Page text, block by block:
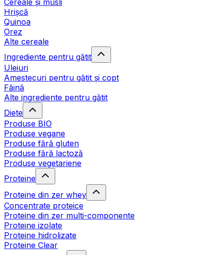
Cereale și müsli
Hrișcă
Quinoa
Orez
Alte cereale
Ingrediente pentru gătit
Uleiuri
Amestecuri pentru gătit și copt
Făină
Alte ingrediente pentru gătit
Diete
Produse BIO
Produse vegane
Produse fără gluten
Produse fără lactoză
Produse vegetariene
Proteine
Proteine din zer whey
Concentrate proteice
Proteine din zer multi-componente
Proteine izolate
Proteine hidrolizate
Proteine Clear